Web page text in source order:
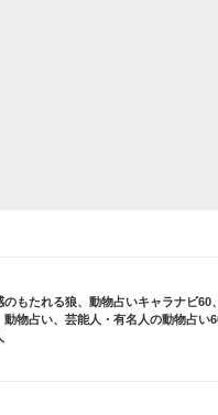
のもたれる狼、 動物占いキャラナビ60、
動物占い、 芸能人・有名人の動物占い